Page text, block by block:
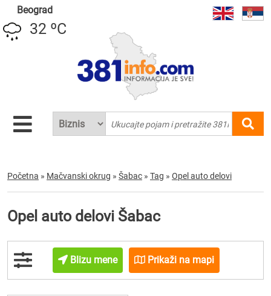
Beograd
32 ºC
Početna » Mačvanski okrug » Šabac » Tag » Opel auto delovi
Opel auto delovi Šabac
Blizu mene Prikaži na mapi